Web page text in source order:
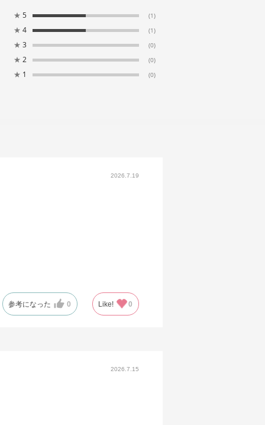
★ 5 (1)
★ 4 (1)
★ 3 (0)
★ 2 (0)
★ 1 (0)
2026.7.19
参考になった 0 Like! 0
2026.7.15